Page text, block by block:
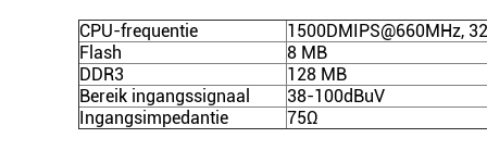
CPU-frequentie
1500DMIPS@660MHz,
Flash
8 MB
DDR3
128 MB
Bereik ingangssignaal
38-100dBuV
Ingangsimpedantie
75Ω